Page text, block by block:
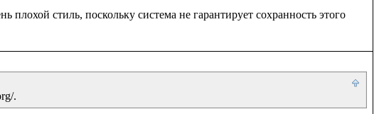
стиль, поскольку система не гарантирует сохранность этого